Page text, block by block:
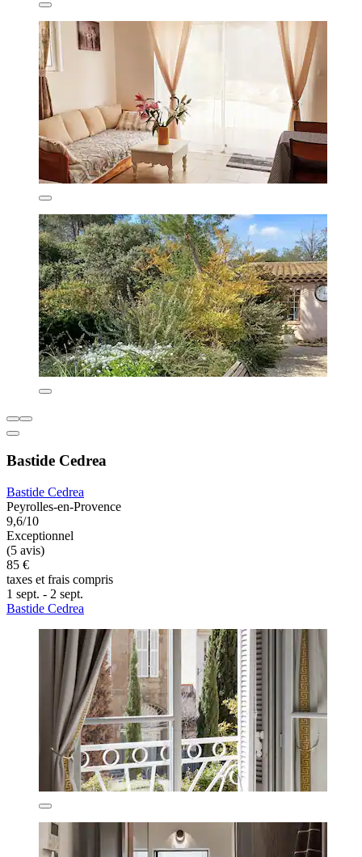
Bastide Cedrea
Bastide Cedrea
Peyrolles-en-Provence
9,6/10
Exceptionnel
(5 avis)
85 €
taxes et frais compris
1 sept. - 2 sept.
Bastide Cedrea